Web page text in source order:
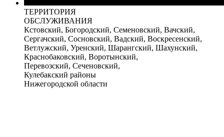
ТЕРРИТОРИЯ
ОБСЛУЖИВАНИЯ
Кстовский, Богородский, Семеновский, Вачский,
Сергачский, Сосновский, Вадский, Воскресенский,
Ветлужский, Уренский, Шарангский, Шахунский,
Краснобаковский, Воротынский,
Перевозский, Сеченовский,
Кулебакский районы
Нижегородской области